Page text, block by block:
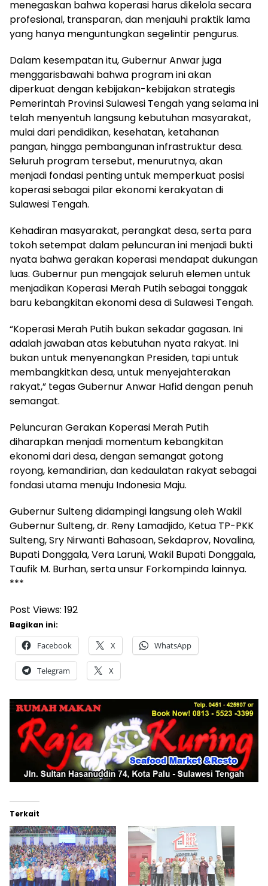
menegaskan bahwa koperasi harus dikelola secara
profesional, transparan, dan menjauhi praktik lama
yang hanya menguntungkan segelintir pengurus.
Dalam kesempatan itu, Gubernur Anwar juga
menggarisbawahi bahwa program ini akan
diperkuat dengan kebijakan-kebijakan strategis
Pemerintah Provinsi Sulawesi Tengah yang selama ini
telah menyentuh langsung kebutuhan masyarakat,
mulai dari pendidikan, kesehatan, ketahanan
pangan, hingga pembangunan infrastruktur desa.
Seluruh program tersebut, menurutnya, akan
menjadi fondasi penting untuk memperkuat posisi
koperasi sebagai pilar ekonomi kerakyatan di
Sulawesi Tengah.
Kehadiran masyarakat, perangkat desa, serta para
tokoh setempat dalam peluncuran ini menjadi bukti
nyata bahwa gerakan koperasi mendapat dukungan
luas. Gubernur pun mengajak seluruh elemen untuk
menjadikan Koperasi Merah Putih sebagai tonggak
baru kebangkitan ekonomi desa di Sulawesi Tengah.
“Koperasi Merah Putih bukan sekadar gagasan. Ini
adalah jawaban atas kebutuhan nyata rakyat. Ini
bukan untuk menyenangkan Presiden, tapi untuk
membangkitkan desa, untuk menyejahterakan
rakyat,” tegas Gubernur Anwar Hafid dengan penuh
semangat.
Peluncuran Gerakan Koperasi Merah Putih
diharapkan menjadi momentum kebangkitan
ekonomi dari desa, dengan semangat gotong
royong, kemandirian, dan kedaulatan rakyat sebagai
fondasi utama menuju Indonesia Maju.
Gubernur Sulteng didampingi langsung oleh Wakil
Gubernur Sulteng, dr. Reny Lamadjido, Ketua TP-PKK
Sulteng, Sry Nirwanti Bahasoan, Sekdaprov, Novalina,
Bupati Donggala, Vera Laruni, Wakil Bupati Donggala,
Taufik M. Burhan, serta unsur Forkompinda lainnya.
***
Post Views: 192
Bagikan ini:
Facebook X WhatsApp
Telegram X
Terkait